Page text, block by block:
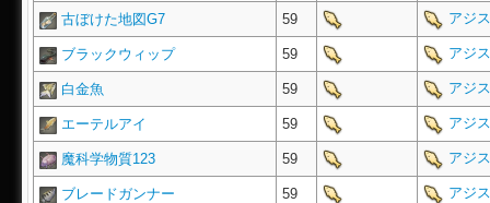
古ぼけた地図G7 59 アジ
ブラックウィップ 59 アジ
白金魚 59 アジ
エーテルアイ 59 アジ
魔科学物質123 59 アジ
ブレードガンナー 59 アジ